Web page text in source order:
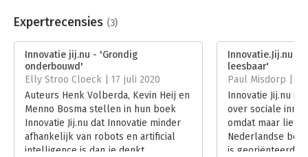
Uitgever:
Boom
Verschijningsdatum:
3-7-2019
Hoofdrubriek: Strategisch management
Expertrecensies (3)
Innovatie jij.nu - 'Grondig
onderbouwd'
Elly Stroo Cloeck | 17 juli 2020
Auteurs Henk Volberda, Kevin Heij en
Menno Bosma stellen in hun boek
Innovatie Jij.nu dat Innovatie minder
afhankelijk van robots en artificial
intelligence is dan je denkt.
Innovatie.Jij.nu -
leesbaar'
Paul Misdorp | 22
Innovatie Jij.nu is
over sociale
omdat maar liefst
Nederlandse
is georiënteerd